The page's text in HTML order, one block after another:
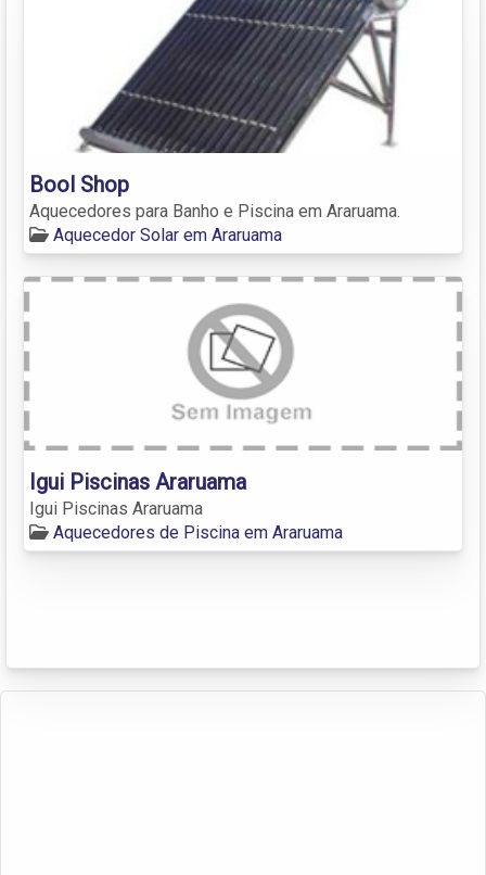
Bool Shop
Aquecedores para Banho e Piscina em Araruama.
Aquecedor Solar em Araruama
Igui Piscinas Araruama
Igui Piscinas Araruama
Aquecedores de Piscina em Araruama